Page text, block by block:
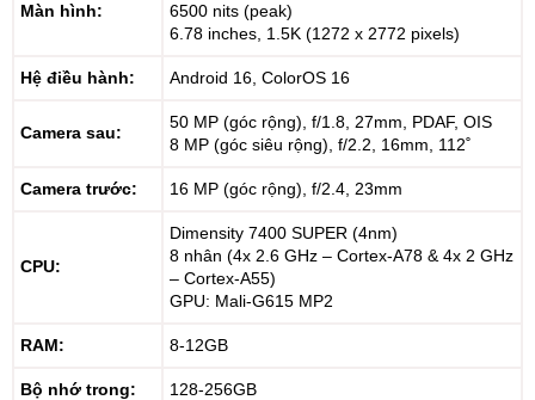
Màn hình:
6500 nits (peak)
6.78 inches, 1.5K (1272 x 2772 pixels)
Hệ điều hành: Android 16, ColorOS 16
Camera sau:
50 MP (góc rộng), f/1.8, 27mm, PDAF, OIS
8 MP (góc siêu rộng), f/2.2, 16mm, 112˚
Camera trước: 16 MP (góc rộng), f/2.4, 23mm
CPU:
Dimensity 7400 SUPER (4nm)
8 nhân (4x 2.6 GHz – Cortex-A78 & 4x 2 GHz
– Cortex-A55)
GPU: Mali-G615 MP2
RAM: 8-12GB
Bộ nhớ trong: 128-256GB